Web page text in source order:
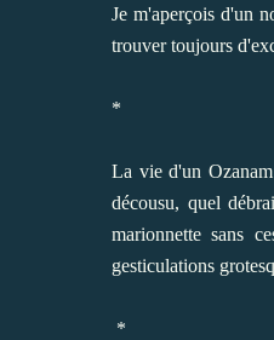
Je m'aperçois d'un
trouver toujours
*
La vie d'un
décousu, quel
marionnette sans
gesticulations
*